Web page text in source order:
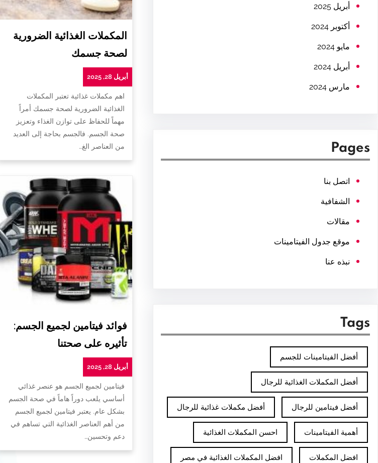
أبريل 2025
أكتوبر 2024
مايو 2024
أبريل 2024
مارس 2024
Pages
اتصل بنا
الشفافية
مقالات
موقع جدول الفيتامينات
نبذه عنا
Tags
أفضل الفيتامينات للجسم
أفضل المكملات الغذائية للرجال
أفضل فيتامين للرجال أفضل مكملات غذائية للرجال
أهمية الفيتامينات احسن المكملات الغذائية
افضل المكملات افضل المكملات الغذائية في مصر
المكملات الغذائية الضرورية
لصحة جسمك
أبريل 28, 2025
اهم مكملات غذائية تعتبر المكملات
الغذائية الضرورية لصحة جسمك أمراً
مهماً للحفاظ على توازن الغذاء وتعزيز
صحة الجسم. فالجسم بحاجة إلى العديد
من العناصر الغ…
فوائد فيتامين لجميع الجسم:
تأثيره على صحتنا
أبريل 28, 2025
فيتامين لجميع الجسم هو عنصر غذائي
أساسي يلعب دوراً هاماً في صحة الجسم
بشكل عام. يعتبر فيتامين لجميع الجسم
من أهم العناصر الغذائية التي تساهم في
دعم وتحسين…